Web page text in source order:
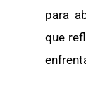
para
que